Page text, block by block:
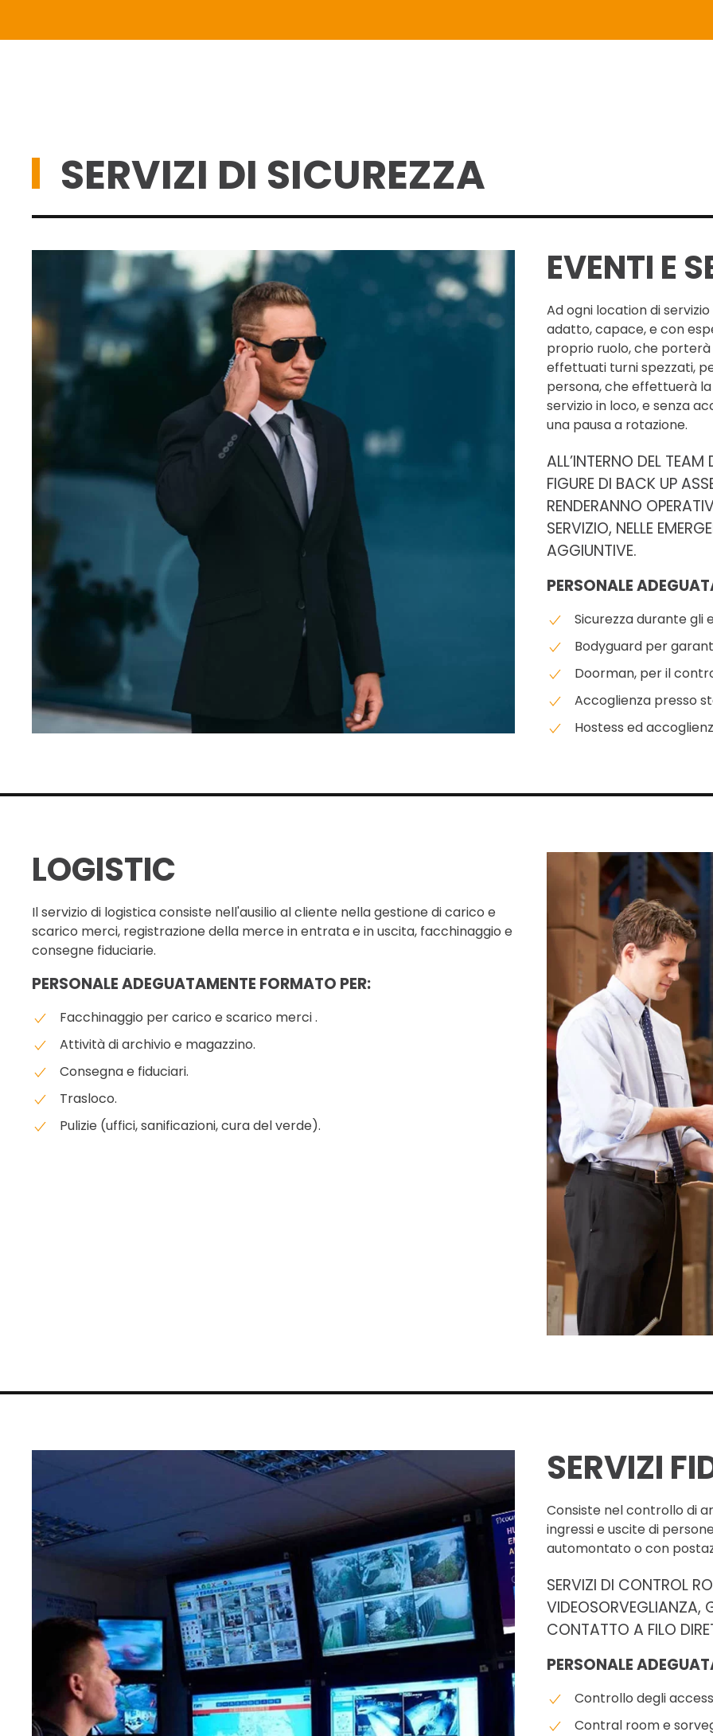
SERVIZI DI SICUREZZA
EVENTI E
Ad ogni location di
adatto, capace, e con
proprio ruolo, che porterà
effettuati turni spezzati,
persona, che effettuerà
servizio in loco, e senza
una pausa a rotazione.
ALL’INTERNO DEL
FIGURE DI BACK UP
RENDERANNO
SERVIZIO, NELLE
AGGIUNTIVE.
PERSONALE
Sicurezza durante gli
Bodyguard per
Doorman, per il
Accoglienza presso
Hostess ed
LOGISTIC
Il servizio di logistica consiste nell'ausilio al cliente nella gestione di carico e
scarico merci, registrazione della merce in entrata e in uscita, facchinaggio e
consegne fiduciarie.
PERSONALE ADEGUATAMENTE FORMATO PER:
Facchinaggio per carico e scarico merci .
Attività di archivio e magazzino.
Consegna e fiduciari.
Trasloco.
Pulizie (uffici, sanificazioni, cura del verde).
SERVIZI
Consiste nel controllo di
ingressi e uscite di
automontato o con
SERVIZI DI CONTROL
VIDEOSORVEGLIANZA,
CONTATTO A FILO
PERSONALE
Controllo degli
Contral room e